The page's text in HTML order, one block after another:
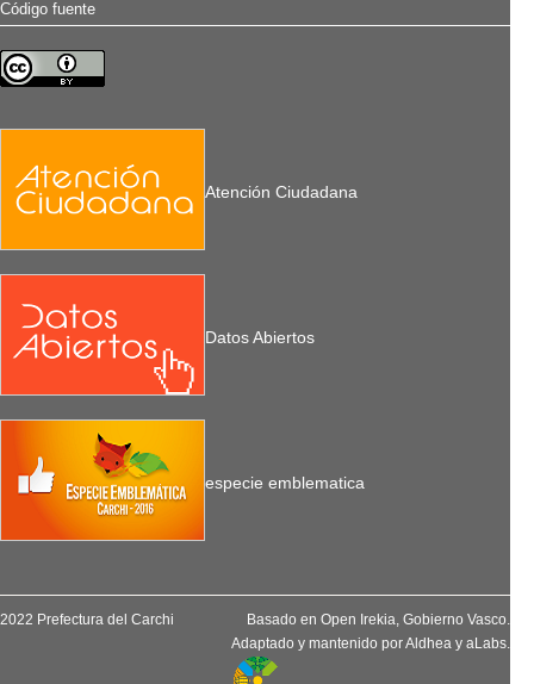
Código fuente
Atención Ciudadana
Datos Abiertos
especie emblematica
2022 Prefectura del Carchi Basado en Open Irekia, Gobierno Vasco.
Adaptado y mantenido porAldhea y aLabs.